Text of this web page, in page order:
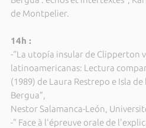
de Montpelier.
14h :
-“La utopía insular de Clipperton
latinoamericanas: Lectura
(1989) de Laura Restrepo e Isla
Bergua”,
Nestor Salamanca-León,
-" Face à l'épreuve orale de